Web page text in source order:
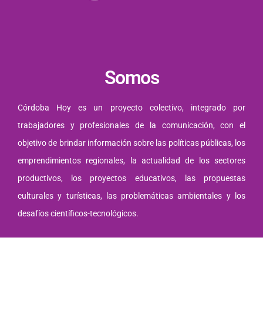
Somos
Córdoba Hoy es un proyecto colectivo, integrado por
trabajadores y profesionales de la comunicación, con el
objetivo de brindar información sobre las políticas públicas, los
emprendimientos regionales, la actualidad de los sectores
productivos, los proyectos educativos, las propuestas
culturales y turísticas, las problemáticas ambientales y los
desafíos científicos-tecnológicos.